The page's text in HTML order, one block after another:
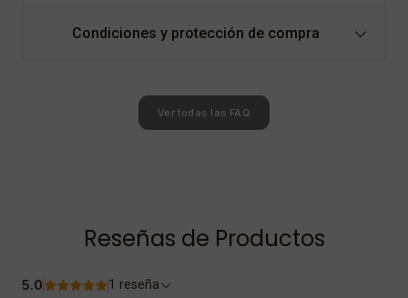
Condiciones y protección de compra
Ver todas las FAQ
Reseñas de Productos
5.0 1 reseña